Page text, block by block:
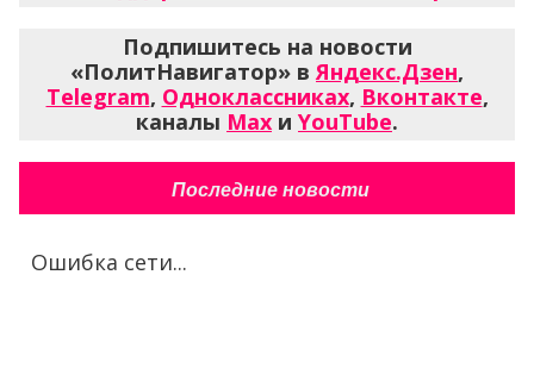
Подпишитесь на новости
«ПолитНавигатор» вЯндекс.Дзен,
Telegram, Одноклассниках, Вконтакте,
каналы Max и YouTube.
Последние новости
Ошибка сети...